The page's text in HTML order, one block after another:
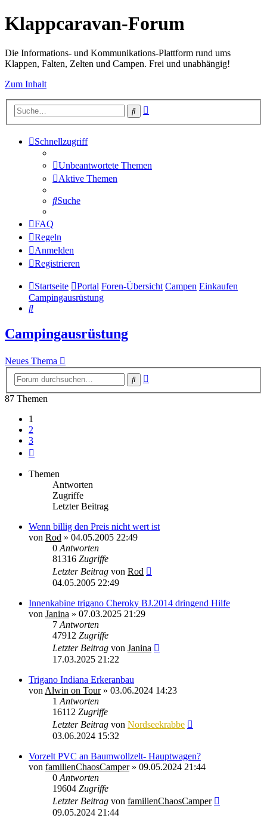
Klappcaravan-Forum
Die Informations- und Kommunikations-Plattform rund ums
Klappen, Falten, Zelten und Campen. Frei und unabhängig!
Zum Inhalt
Suche
Schnellzugriff
Unbeantwortete Themen
Aktive Themen
Suche
FAQ
Regeln
Anmelden
Registrieren
Startseite Portal Foren-Übersicht Campen Einkaufen
Campingausrüstung
Suche
Campingausrüstung
Neues Thema
Suche
87 Themen
1
2
3
Themen
Antworten
Zugriffe
Letzter Beitrag
Wenn billig den Preis nicht wert ist
von Rod » 04.05.2005 22:49
0 Antworten
81316 Zugriffe
Letzter Beitrag von Rod
04.05.2005 22:49
Innenkabine trigano Cheroky BJ.2014 dringend Hilfe
von Janina » 07.03.2025 21:29
7 Antworten
47912 Zugriffe
Letzter Beitrag von Janina
17.03.2025 21:22
Trigano Indiana Erkeranbau
von Alwin on Tour» 03.06.2024 14:23
1 Antworten
16112 Zugriffe
Letzter Beitrag von Nordseekrabbe
03.06.2024 15:32
Vorzelt PVC an Baumwollzelt- Hauptwagen?
von familienChaosCamper» 09.05.2024 21:44
0 Antworten
19604 Zugriffe
Letzter Beitrag von familienChaosCamper
09.05.2024 21:44